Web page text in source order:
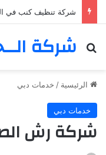
شركة تنظيف كنب في المزهر – دبي
شركة
بحث عن
الرئيسية / خدمات دبي
خدمات دبي
شركة رش